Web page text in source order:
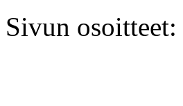
Sivun osoitteet: